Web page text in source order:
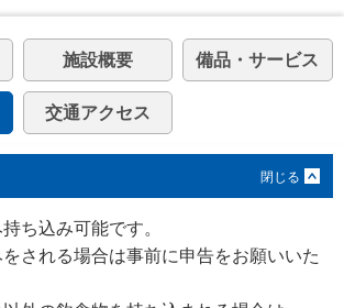
施設概要 備品・サービス
交通アクセス
ち込み可能です。
される場合は事前に申告をお願いいた